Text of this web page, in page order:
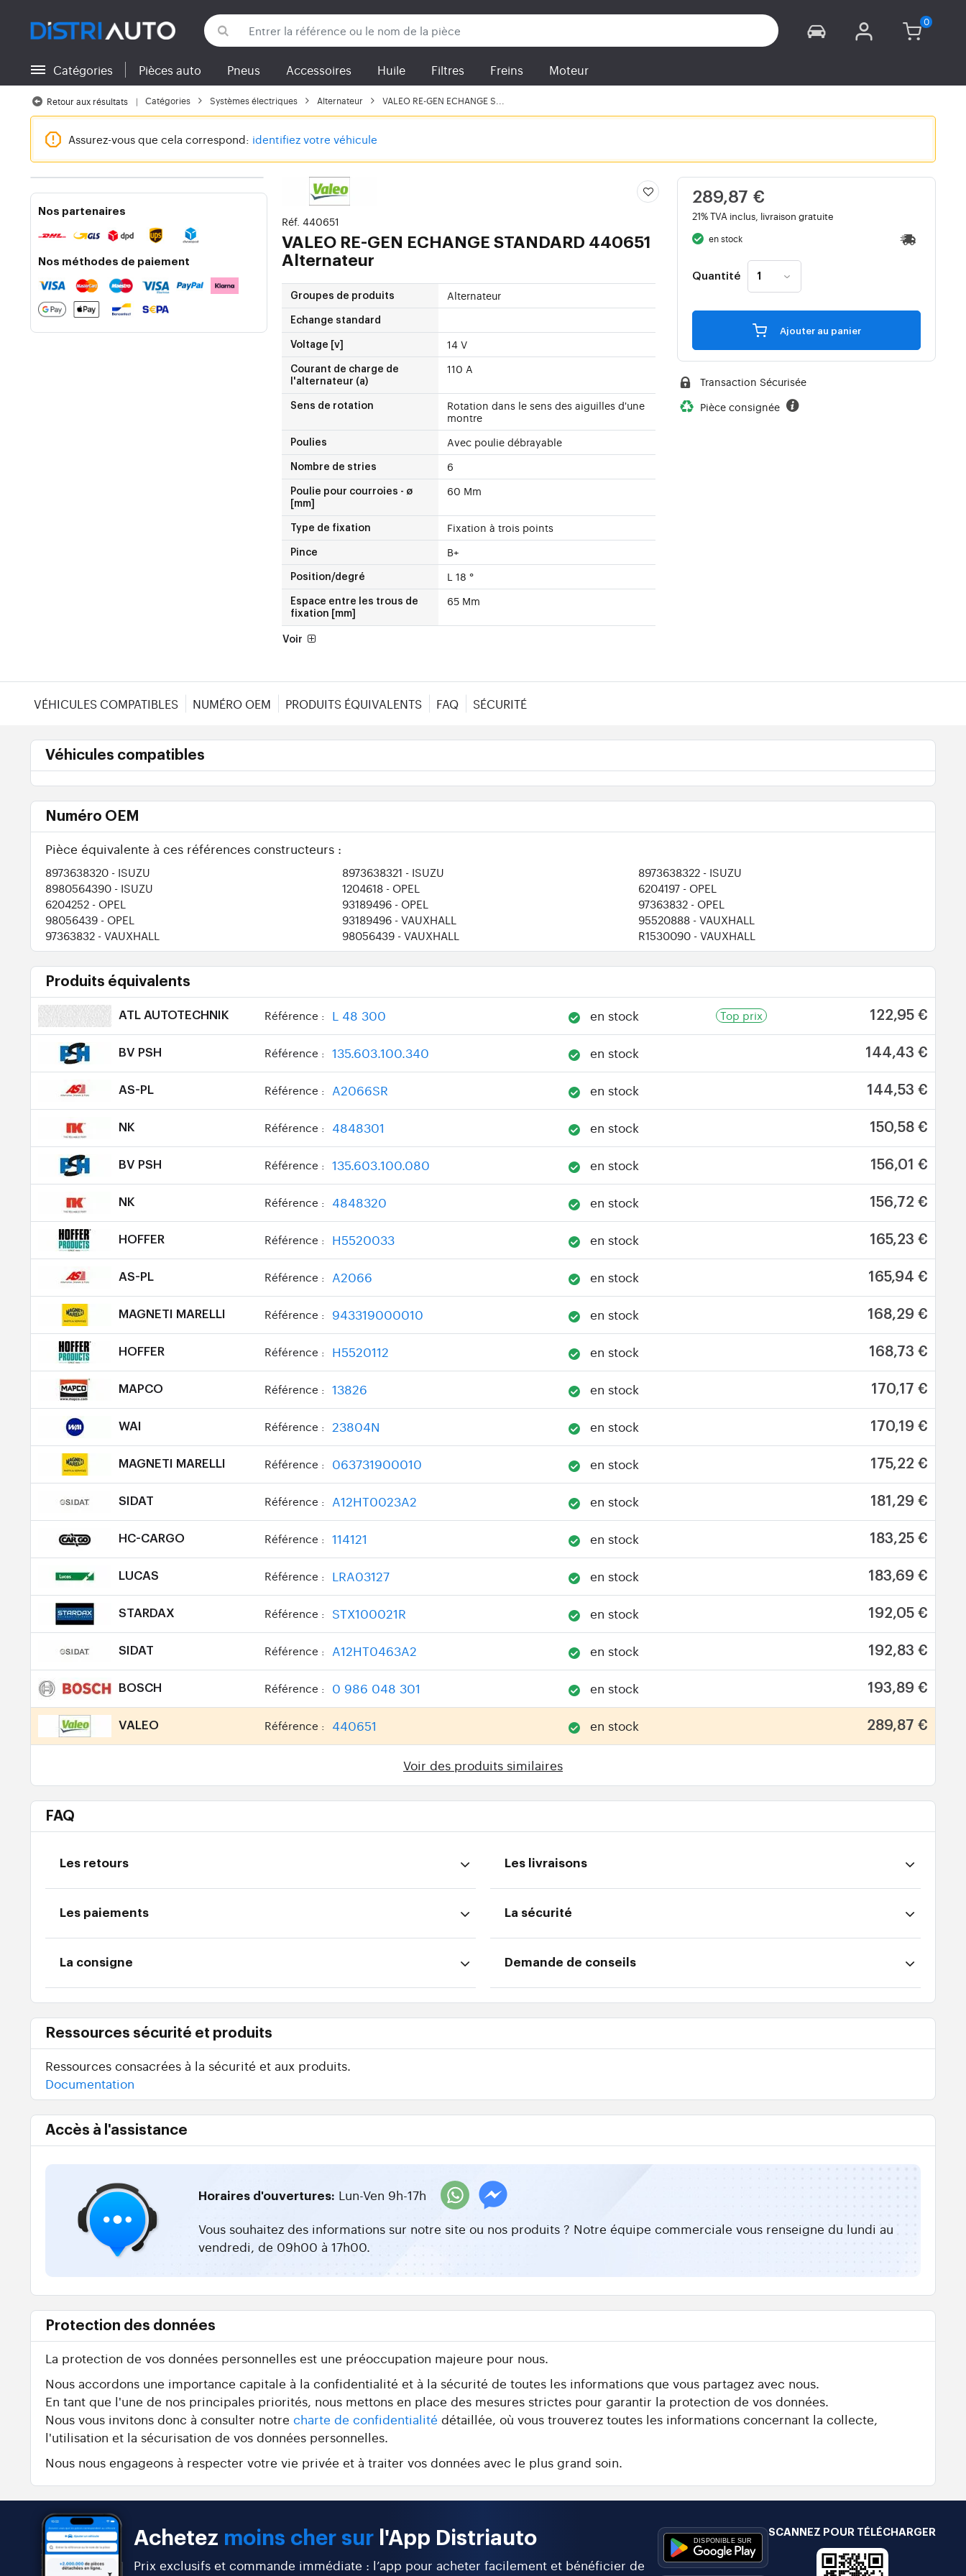
Retour aux catégories
Catégories Pièces auto Pneus Accessoires Huile Filtres Freins Moteur
Retour aux résultats Catégories Systèmes électriques Alternateur VALEO RE-GEN ECHANGE S...
Assurez-vous que cela correspond: identifiez votre véhicule
Nos partenaires
Nos méthodes de paiement
Réf. 440651
VALEO RE-GEN ECHANGE STANDARD 440651
Alternateur
Groupes de produits Alternateur
Echange standard
Voltage [v] 14 V
Courant de charge de
l'alternateur (a)
110 A
Sens de rotation
Rotation dans le sens des aiguilles d'une
montre
Poulies Avec poulie débrayable
Nombre de stries 6
Poulie pour courroies - ø
[mm]
60 Mm
Type de fixation Fixation à trois points
Pince B+
Position/degré L 18 °
Espace entre les trous de
fixation [mm]
65 Mm
Voir
289,87 €
21% TVA inclus, livraison gratuite
en stock
Quantité
Ajouter au panier
Transaction Sécurisée
Pièce consignée
VÉHICULES COMPATIBLES NUMÉRO OEM PRODUITS ÉQUIVALENTS FAQ SÉCURITÉ
Véhicules compatibles
Numéro OEM
Pièce équivalente à ces références constructeurs :
8973638320 - ISUZU 8973638321 - ISUZU 8973638322 - ISUZU
8980564390 - ISUZU 1204618 - OPEL 6204197 - OPEL
6204252 - OPEL 93189496 - OPEL 97363832 - OPEL
98056439 - OPEL 93189496 - VAUXHALL 95520888 - VAUXHALL
97363832 - VAUXHALL 98056439 - VAUXHALL R1530090 - VAUXHALL
Produits équivalents
ATL AUTOTECHNIK Référence : L 48 300 en stock Top prix 122,95 €
BV PSH Référence : 135.603.100.340 en stock 144,43 €
AS-PL Référence : A2066SR en stock 144,53 €
NK Référence : 4848301 en stock 150,58 €
BV PSH Référence : 135.603.100.080 en stock 156,01 €
NK Référence : 4848320 en stock 156,72 €
HOFFER Référence : H5520033 en stock 165,23 €
AS-PL Référence : A2066 en stock 165,94 €
MAGNETI MARELLI Référence : 943319000010 en stock 168,29 €
HOFFER Référence : H5520112 en stock 168,73 €
MAPCO Référence : 13826 en stock 170,17 €
WAI Référence : 23804N en stock 170,19 €
MAGNETI MARELLI Référence : 063731900010 en stock 175,22 €
SIDAT Référence : A12HT0023A2 en stock 181,29 €
HC-CARGO Référence : 114121 en stock 183,25 €
LUCAS Référence : LRA03127 en stock 183,69 €
STARDAX Référence : STX100021R en stock 192,05 €
SIDAT Référence : A12HT0463A2 en stock 192,83 €
BOSCH Référence : 0 986 048 301 en stock 193,89 €
VALEO Référence : 440651 en stock 289,87 €
Voir des produits similaires
FAQ
Les retours
Les paiements
La consigne
Les livraisons
La sécurité
Demande de conseils
Ressources sécurité et produits
Ressources consacrées à la sécurité et aux produits.
Documentation
Accès à l'assistance
Horaires d'ouvertures: Lun-Ven 9h-17h
Vous souhaitez des informations sur notre site ou nos produits ? Notre équipe commerciale vous renseigne du lundi au
vendredi, de 09h00 à 17h00.
Protection des données
La protection de vos données personnelles est une préoccupation majeure pour nous.
Nous accordons une importance capitale à la confidentialité et à la sécurité de toutes les informations que vous partagez avec nous.
En tant que l'une de nos principales priorités, nous mettons en place des mesures strictes pour garantir la protection de vos données.
Nous vous invitons donc à consulter notre charte de confidentialité détaillée, où vous trouverez toutes les informations concernant la collecte,
l'utilisation et la sécurisation de vos données personnelles.
Nous nous engageons à respecter votre vie privée et à traiter vos données avec le plus grand soin.
Achetez moins cher sur l'App Distriauto
Prix exclusifs et commande immédiate : l’app pour acheter facilement et bénéficier de
SCANNEZ POUR TÉLÉCHARGER